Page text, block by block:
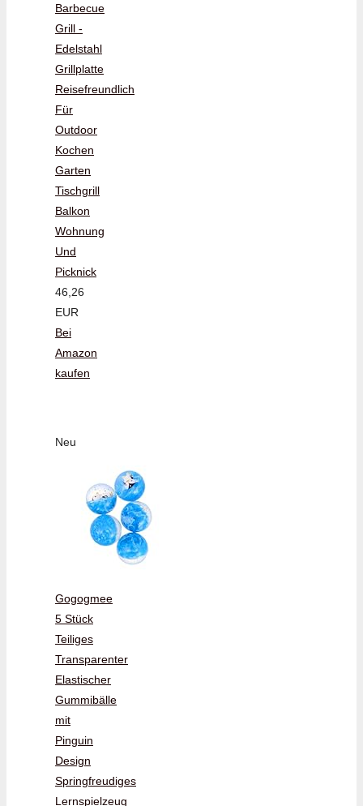
Barbecue
Grill -
Edelstahl
Grillplatte
Reisefreundlich
Für
Outdoor
Kochen
Garten
Tischgrill
Balkon
Wohnung
Und
Picknick
46,26
EUR
Bei
Amazon
kaufen
Neu
Gogogmee
5 Stück
Teiliges
Transparenter
Elastischer
Gummibälle
mit
Pinguin
Design
Springfreudiges
Lernspielzeug